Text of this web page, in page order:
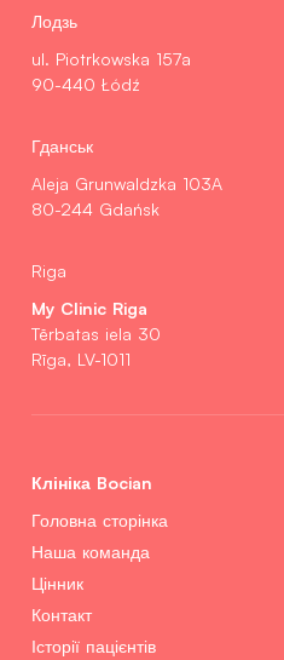
Лодзь
ul. Piotrkowska 157a
90-440 Łódź
Гданськ
Aleja Grunwaldzka 103A
80-244 Gdańsk
Riga
My Clinic Riga
Tērbatas iela 30
Rīga, LV-1011
Клініка Bocian
Головна сторінка
Наша команда
Цінник
Контакт
Історії пацієнтів